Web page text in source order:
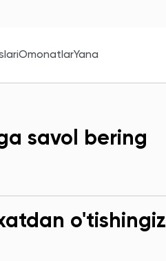
OmonatlarYana
savol bering
o'tishingiz